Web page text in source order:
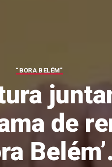
“BORA BELÉM”
de
Belém’.